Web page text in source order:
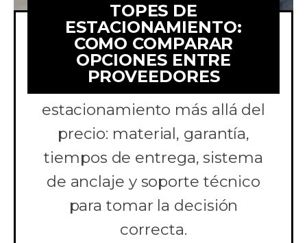
TOPES DE
ESTACIONAMIENTO:
COMO COMPARAR
OPCIONES ENTRE
PROVEEDORES
Aprende a comparar
cotizaciones de topes de
estacionamiento más allá del
precio: material, garantía,
tiempos de entrega, sistema
de anclaje y soporte técnico
para tomar la decisión
correcta.